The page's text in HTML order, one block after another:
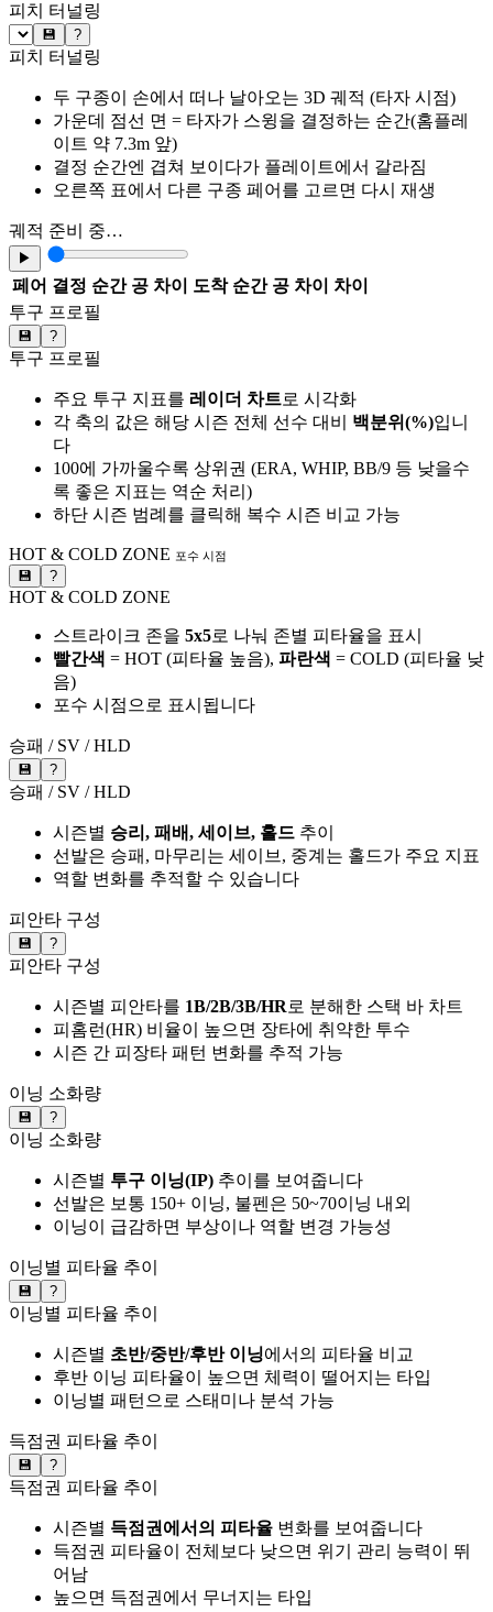
피치 터널링
💾 ?
피치 터널링
두 구종이 손에서 떠나 날아오는 3D 궤적 (타자 시점)
가운데 점선 면 = 타자가 스윙을 결정하는 순간(홈플레
이트 약 7.3m 앞)
결정 순간엔 겹쳐 보이다가 플레이트에서 갈라짐
오른쪽 표에서 다른 구종 페어를 고르면 다시 재생
궤적 준비 중…
▶
페어 결정 순간 공 차이 도착 순간 공 차이
차이
투구 프로필
💾 ?
투구 프로필
주요 투구 지표를 레이더 차트로 시각화
각 축의 값은 해당 시즌 전체 선수 대비 백분위(%)입니
다
100에 가까울수록 상위권 (ERA, WHIP, BB/9 등 낮을수
록 좋은 지표는 역순 처리)
하단 시즌 범례를 클릭해 복수 시즌 비교 가능
HOT & COLD ZONE 포수 시점
💾 ?
HOT & COLD ZONE
스트라이크 존을 5x5로 나눠 존별 피타율을 표시
빨간색 = HOT (피타율 높음), 파란색 = COLD (피타율 낮
음)
포수 시점으로 표시됩니다
승패 / SV / HLD
💾 ?
승패 / SV / HLD
시즌별 승리, 패배, 세이브, 홀드 추이
선발은 승패, 마무리는 세이브, 중계는 홀드가 주요 지표
역할 변화를 추적할 수 있습니다
피안타 구성
💾 ?
피안타 구성
시즌별 피안타를 1B/2B/3B/HR로 분해한 스택 바 차트
피홈런(HR) 비율이 높으면 장타에 취약한 투수
시즌 간 피장타 패턴 변화를 추적 가능
이닝 소화량
💾 ?
이닝 소화량
시즌별 투구 이닝(IP) 추이를 보여줍니다
선발은 보통 150+ 이닝, 불펜은 50~70이닝 내외
이닝이 급감하면 부상이나 역할 변경 가능성
이닝별 피타율 추이
💾 ?
이닝별 피타율 추이
시즌별 초반/중반/후반 이닝에서의 피타율 비교
후반 이닝 피타율이 높으면 체력이 떨어지는 타입
이닝별 패턴으로 스태미나 분석 가능
득점권 피타율 추이
💾 ?
득점권 피타율 추이
시즌별 득점권에서의 피타율 변화를 보여줍니다
득점권 피타율이 전체보다 낮으면 위기 관리 능력이 뛰
어남
높으면 득점권에서 무너지는 타입